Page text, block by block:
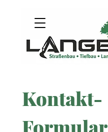
Kontakt-
Formular